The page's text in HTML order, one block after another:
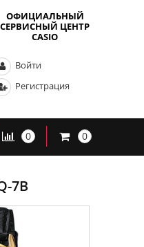
ОФИЦИАЛЬНЫЙ
СЕРВИСНЫЙ ЦЕНТР
CASIO
Войти
Регистрация
0 0
7B